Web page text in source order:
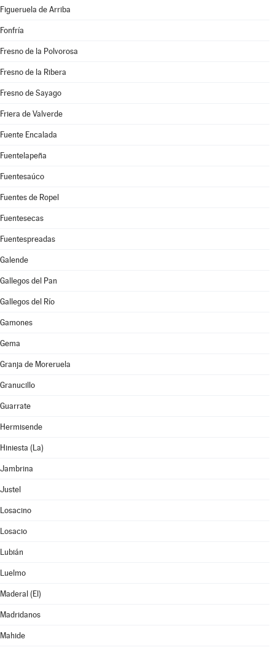
Figueruela de Arriba
Fonfría
Fresno de la Polvorosa
Fresno de la Ribera
Fresno de Sayago
Friera de Valverde
Fuente Encalada
Fuentelapeña
Fuentesaúco
Fuentes de Ropel
Fuentesecas
Fuentespreadas
Galende
Gallegos del Pan
Gallegos del Río
Gamones
Gema
Granja de Moreruela
Granucillo
Guarrate
Hermisende
Hiniesta (La)
Jambrina
Justel
Losacino
Losacio
Lubián
Luelmo
Maderal (El)
Madridanos
Mahide